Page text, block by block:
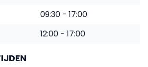
09:30 - 17:00
12:00 - 17:00